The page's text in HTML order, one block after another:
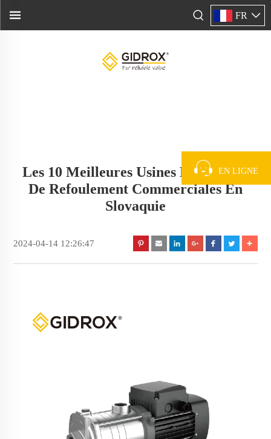
FR
Les 10 Meilleures Usines De Pompes
De Refoulement Commerciales En
Slovaquie
2024-04-14 12:26:47
EN LIGNE